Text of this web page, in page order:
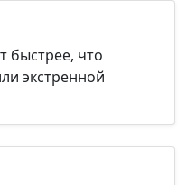
быстрее, что
экстренной